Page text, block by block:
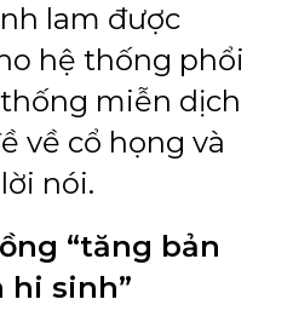
lam được
hệ thống phổi
miễn dịch
về cổ họng và
nói.
“tăng bản
hi sinh”